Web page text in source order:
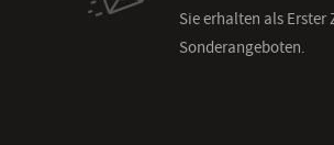
Sie erhalten als
Sonderangeboten.